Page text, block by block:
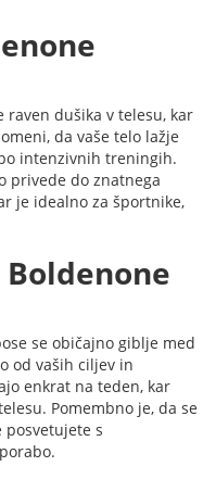
raven dušika v telesu, kar
da vaše telo lažje
intenzivnih treningih.
privede do znatnega
je idealno za športnike,
se običajno giblje med
od vaših ciljev in
enkrat na teden, kar
Pomembno je, da se
s